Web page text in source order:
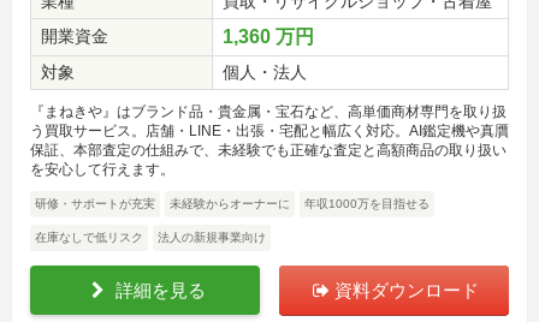
開業資金
1,360 万円
対象 個人・法人
『まねきや』はブランド品・貴金属・宝石など、高単価商材専門を取り扱
う買取サービス。店舗・LINE・出張・宅配と幅広く対応。AI鑑定機や真贋
保証、本部査定の仕組みで、未経験でも正確な査定と高額商品の取り扱い
を安心して行えます。
研修・サポートが充実 未経験からオーナーに 年収1000万を目指せる
在庫なしで低リスク 法人の新規事業向け
詳細を見る 資料ダウンロード